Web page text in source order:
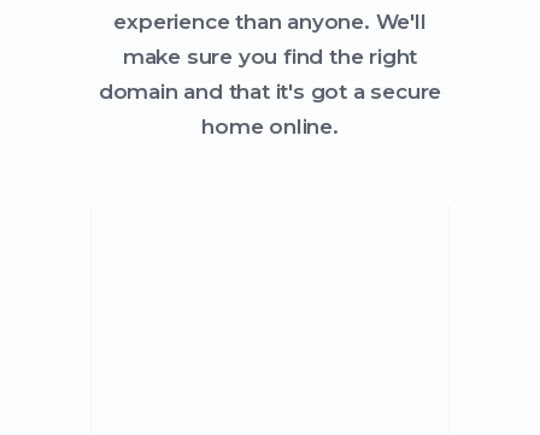
experience than anyone. We'll
make sure you find the right
domain and that it's got a secure
home online.